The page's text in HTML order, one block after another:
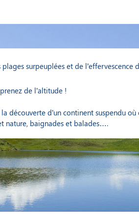
plages surpeuplées et de
de l’altitude !
la découverte d’un continent suspendu
nature, baignades et balades….